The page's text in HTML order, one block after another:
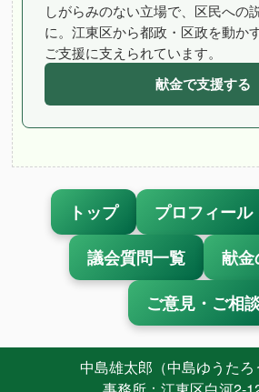
しがらみのない立場で、区民への
に。江東区から都政・区政を動か
ご支援に支えられています。
献金で支援する
トップ プロフィール
議会質問一覧
献金
ご意見・ご相
中島雄太郎（中島ゆうた